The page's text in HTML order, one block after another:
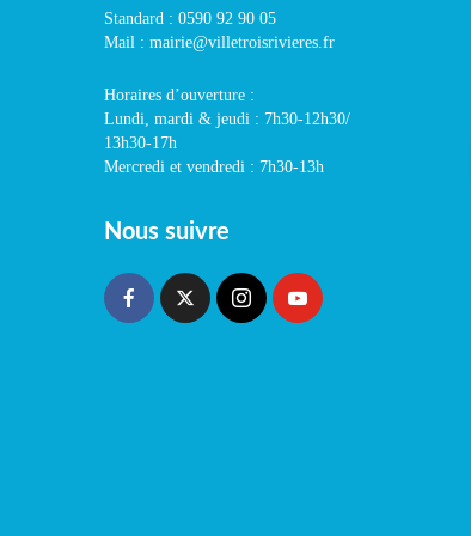
Standard : 0590 92 90 05
Mail : mairie@villetroisrivieres.fr
Horaires d’ouverture :
Lundi, mardi & jeudi : 7h30-12h30/
13h30-17h
Mercredi et vendredi : 7h30-13h
Nous suivre